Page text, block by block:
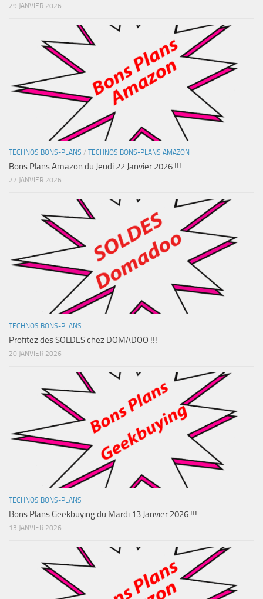
29 JANVIER 2026
TECHNOS BONS-PLANS / TECHNOS BONS-PLANS AMAZON
Bons Plans Amazon du Jeudi 22 Janvier 2026 !!!
22 JANVIER 2026
TECHNOS BONS-PLANS
Profitez des SOLDES chez DOMADOO !!!
20 JANVIER 2026
TECHNOS BONS-PLANS
Bons Plans Geekbuying du Mardi 13 Janvier 2026 !!!
13 JANVIER 2026